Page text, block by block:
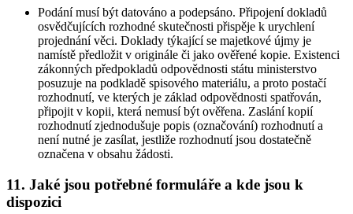
Podání musí být datováno a podepsáno. Připojení dokladů
osvědčujících rozhodné skutečnosti přispěje k urychlení
projednání věci. Doklady týkající se majetkové újmy je
namístě předložit v originále či jako ověřené kopie. Existenci
zákonných předpokladů odpovědnosti státu ministerstvo
posuzuje na podkladě spisového materiálu, a proto postačí
rozhodnutí, ve kterých je základ odpovědnosti spatřován,
připojit v kopii, která nemusí být ověřena. Zaslání kopií
rozhodnutí zjednodušuje popis (označování) rozhodnutí a
není nutné je zasílat, jestliže rozhodnutí jsou dostatečně
označena v obsahu žádosti.
11. Jaké jsou potřebné formuláře a kde jsou k
dispozici